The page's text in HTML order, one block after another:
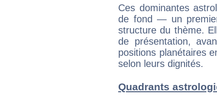
Ces dominantes
de fond — un
structure du thème.
de présentation,
positions planétaires
selon leurs dignités.
Quadrants